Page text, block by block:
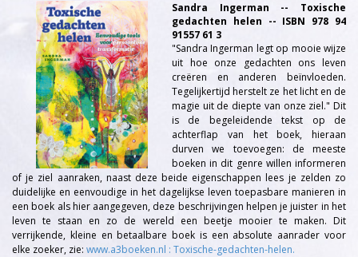
Sandra Ingerman -- Toxische
gedachten helen -- ISBN 978 94
91557 61 3
"Sandra Ingerman legt op mooie wijze
uit hoe onze gedachten ons leven
creëren en anderen beïnvloeden.
Tegelijkertijd herstelt ze het licht en de
magie uit de diepte van onze ziel." Dit
is de begeleidende tekst op de
achterflap van het boek, hieraan
durven we toevoegen: de meeste
boeken in dit genre willen informeren
of je ziel aanraken, naast deze beide eigenschappen lees je zelden zo
duidelijke en eenvoudige in het dagelijkse leven toepasbare manieren in
een boek als hier aangegeven, deze beschrijvingen helpen je juister in het
leven te staan en zo de wereld een beetje mooier te maken. Dit
verrijkende, kleine en betaalbare boek is een absolute aanrader voor
elke zoeker, zie: www.a3boeken.nl : Toxische-gedachten-helen.